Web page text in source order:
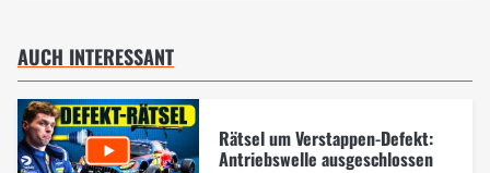
AUCH INTERESSANT
Rätsel um Verstappen-Defekt:
Antriebswelle ausgeschlossen